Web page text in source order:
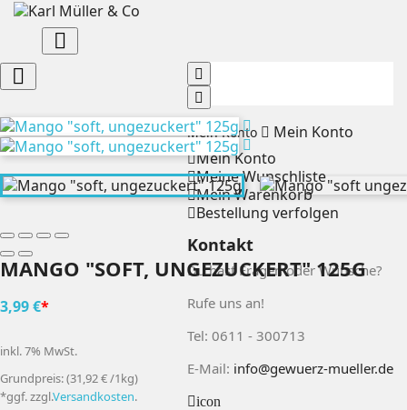

Mein Konto
Mein Konto
Mein Konto
Meine Wunschliste
Mein Warenkorb
Bestellung verfolgen
Kontakt
Du hast Fragen oder Wünsche?
Rufe uns an!
Tel: 0611 - 300713
E-Mail: info@gewuerz-mueller.de
icon

MANGO "SOFT, UNGEZUCKERT" 125G
3,99 €*
inkl. 7% MwSt.
Grundpreis: (31,92 € /1kg)
*ggf. zzgl.Versandkosten.